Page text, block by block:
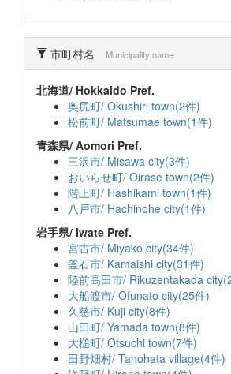
市町村名 Municipality name
北海道/ Hokkaido Pref.
奥尻町/ Okushiri town(2件)
松前町/ Matsumae town(1件)
青森県/ Aomori Pref.
三沢市/ Misawa city(3件)
おいらせ町/ Oirase town(2件)
階上町/ Hashikami town(1件)
八戸市/ Hachinohe city(1件)
岩手県/ Iwate Pref.
宮古市/ Miyako city(34件)
釜石市/ Kamaishi city(31件)
陸前高田市/ Rikuzentakada
大船渡市/ Ofunato city(25件)
久慈市/ Kuji city(8件)
山田町/ Yamada town(8件)
大槌町/ Otsuchi town(7件)
田野畑村/ Tanohata village(4件)